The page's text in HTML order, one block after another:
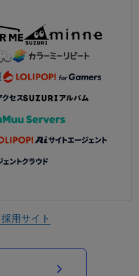
採用サイト